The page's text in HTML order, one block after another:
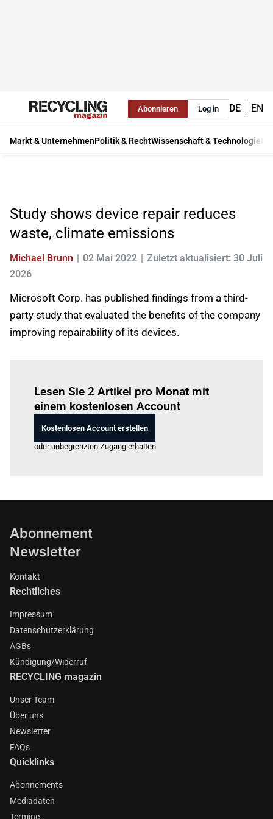
Abonnieren Log in DE EN
Markt & UnternehmenPolitik & RechtWissenschaft & Technologie
Study shows device repair reduces
waste, climate emissions
Michael Brunn 02 Mai 2022
Zuletzt aktualisiert: 30 Juli
2026
Microsoft Corp. has published findings from a third-
party study that evaluated the benefits of the company
improving repairability of its devices.
Lesen Sie 2 Artikel pro Monat mit
einem kostenlosen Account
Kostenlosen Account erstellen
oder unbegrenzten Zugang erhalten
Abonnement
Newsletter
Kontakt
Rechtliches
Impressum
Datenschutzerklärung
AGBs
Kündigung/Widerruf
RECYCLING magazin
Unser Team
Über uns
Newsletter
FAQs
Quicklinks
Abonnements
Mediadaten
Termine